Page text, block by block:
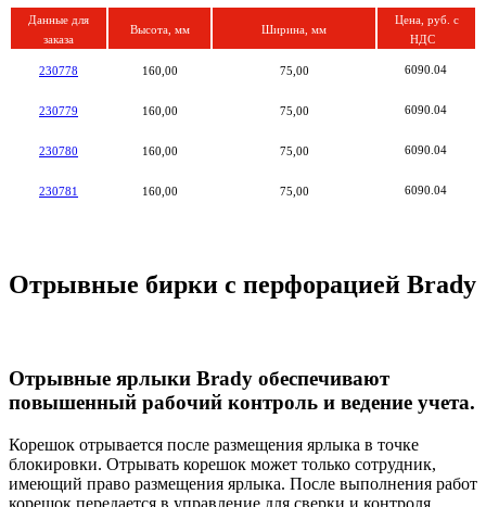
Данные для
заказа
Высота, мм Ширина, мм
Цена, руб. с
НДС
230778 160,00 75,00 6090.04
230779 160,00 75,00 6090.04
230780 160,00 75,00 6090.04
230781 160,00 75,00 6090.04
Отрывные бирки с перфорацией Brady
Отрывные ярлыки Brady обеспечивают
повышенный рабочий контроль и ведение учета.
Корешок отрывается после размещения ярлыка в точке
блокировки. Отрывать корешок может только сотрудник,
имеющий право размещения ярлыка. После выполнения работ
корешок передается в управление для сверки и контроля